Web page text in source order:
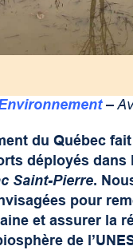
–
du Québec
déployés dans
Saint-Pierre.
pour
et assurer la
de